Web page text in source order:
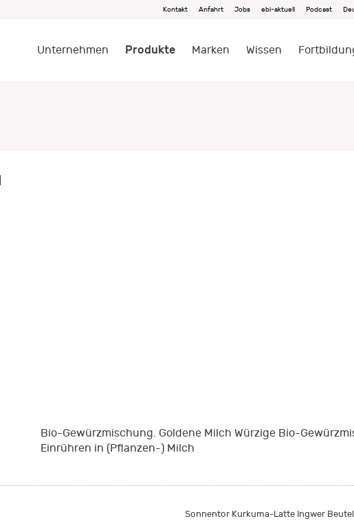
Kontakt Anfahrt Jobs ebi-aktuell Podcast
Unternehmen Produkte Marken Wissen
Bio-Gewürzmischung. Goldene Milch Würzige Bio-
Einrühren in (Pflanzen-) Milch
Sonnentor Kurkuma-Latte Ingwer Beutel